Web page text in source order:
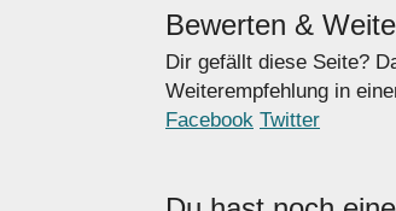
Bewerten &
Dir gefällt diese Seite?
Weiterempfehlung in
Facebook Twitter